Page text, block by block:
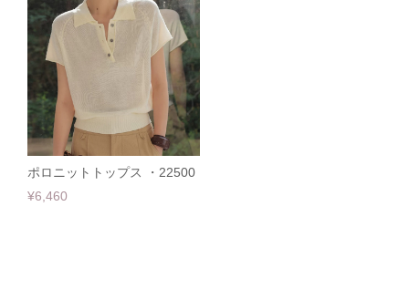
ポロニットトップス ・22500
¥6,460